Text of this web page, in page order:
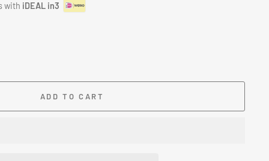
with iDEAL in3
ADD TO CART